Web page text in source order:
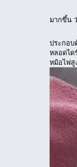
มากขึ้น
ประกอบ
หลอดได
หม้อไฟสู